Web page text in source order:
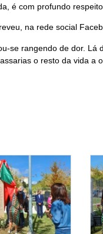
é com profundo
na rede social
se rangendo de dor.
o resto da vida